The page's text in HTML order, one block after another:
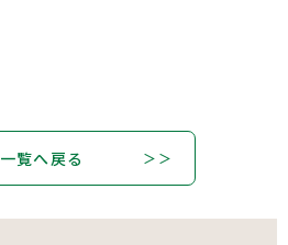
一覧へ戻る